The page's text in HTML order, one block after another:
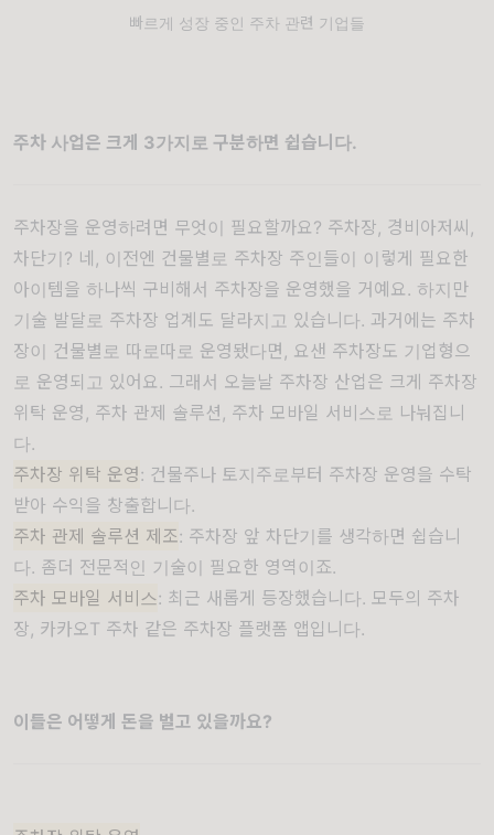
빠르게 성장 중인 주차 관련 기업들
주차 사업은 크게 3가지로 구분하면 쉽습니다.
주차장을 운영하려면 무엇이 필요할까요? 주차장, 경비아저씨,
차단기? 네, 이전엔 건물별로 주차장 주인들이 이렇게 필요한
아이템을 하나씩 구비해서 주차장을 운영했을 거예요. 하지만
기술 발달로 주차장 업계도 달라지고 있습니다. 과거에는 주차
장이 건물별로 따로따로 운영됐다면, 요샌 주차장도 기업형으
로 운영되고 있어요. 그래서 오늘날 주차장 산업은 크게 주차장
위탁 운영, 주차 관제 솔루션, 주차 모바일 서비스로 나눠집니
다.
주차장 위탁 운영: 건물주나 토지주로부터 주차장 운영을 수탁
받아 수익을 창출합니다.
주차 관제 솔루션 제조: 주차장 앞 차단기를 생각하면 쉽습니
다. 좀더 전문적인 기술이 필요한 영역이죠.
주차 모바일 서비스: 최근 새롭게 등장했습니다. 모두의 주차
장, 카카오T 주차 같은 주차장 플랫폼 앱입니다.
이들은 어떻게 돈을 벌고 있을까요?